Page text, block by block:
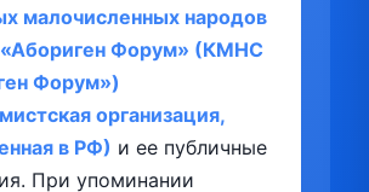
малочисленных народов
Форум» (КМНС
Форум»)
организация,
в РФ) и ее публичные
При упоминании